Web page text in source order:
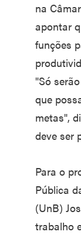
na
apontar
funções
"Só
que
metas",
deve ser
Para o
Pública
(UnB)
trabalho